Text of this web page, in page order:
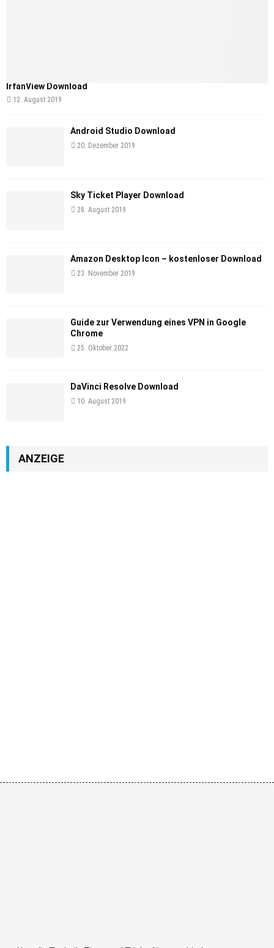
IrfanView Download
12. August 2019
Android Studio Download
20. Dezember 2019
Sky Ticket Player Download
28. August 2019
Amazon Desktop Icon – kostenloser Download
23. November 2019
Guide zur Verwendung eines VPN in Google
Chrome
25. Oktober 2022
DaVinci Resolve Download
10. August 2019
ANZEIGE